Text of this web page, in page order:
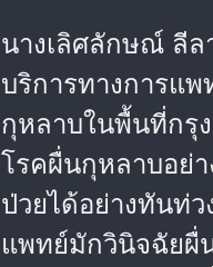
นางเลิศลักษณ์ ลีล
บริการทางการแ
กุหลาบในพื้นที่กรุ
โรคผื่นกุหลาบอย่
ป่วยได้อย่างทันท่
แพทย์มักวินิจฉัยผื่